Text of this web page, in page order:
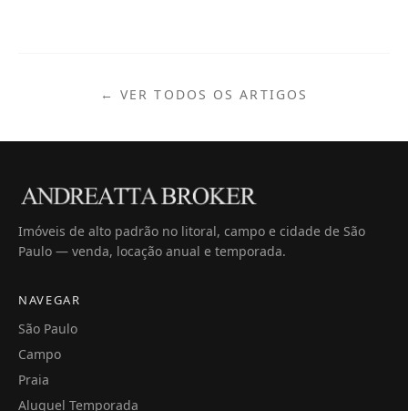
← VER TODOS OS ARTIGOS
Imóveis de alto padrão no litoral, campo e cidade de São
Paulo — venda, locação anual e temporada.
NAVEGAR
São Paulo
Campo
Praia
Aluguel Temporada